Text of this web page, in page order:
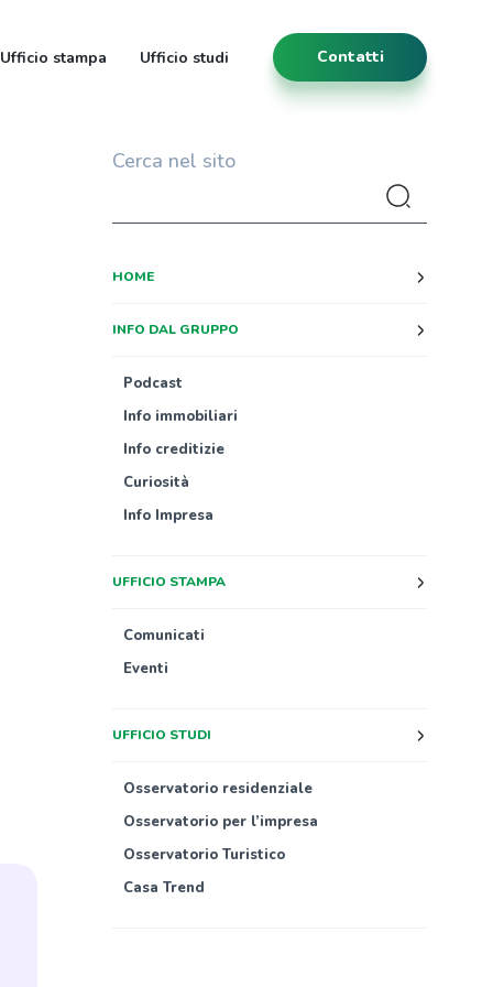
Contatti
Ufficio stampa Ufficio studi
Cerca nel sito
HOME
INFO DAL GRUPPO
Podcast
Info immobiliari
Info creditizie
Curiosità
Info Impresa
UFFICIO STAMPA
Comunicati
Eventi
UFFICIO STUDI
Osservatorio residenziale
Osservatorio per l’impresa
Osservatorio Turistico
Casa Trend